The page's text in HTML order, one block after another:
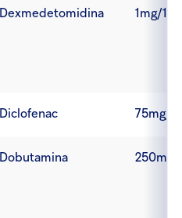
Dexmedetomidina 1mg/
Diclofenac 75mg/
Dobutamina 250mg/